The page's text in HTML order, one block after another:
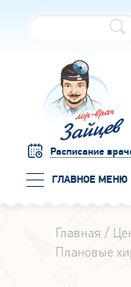
Расписание
ГЛАВНОЕ МЕНЮ
Главная
Плановые